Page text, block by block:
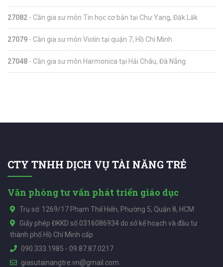
27082 - Cần gia sư môn Tin học cơ bản tại Chư Yang, Đăk Lăk
27079 - Cần gia sư môn Violin tại quận 7, Hồ Chí Minh
27048 - Cần gia sư môn Harmonica tại Hải Châu, Đà Nẵng
CTY TNHH DỊCH VỤ TÀI NĂNG TRẺ
Văn phòng tư vấn phát triển giáo dục
Trụ sở: 1269/17 Phạm Thế Hiển, Phường 5, Quận 8, HCM
Giấy phép ĐKKD số 0316086934 do sở kế hoạch và đầu tư
thành phố Hồ Chí Minh cấp
090.333.1985 - 09.87.87.0217
giasutainangtre.vn@gmail.com